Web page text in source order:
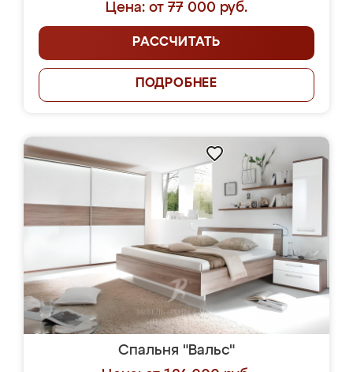
Цена: от 77 000 руб.
РАССЧИТАТЬ
ПОДРОБНЕЕ
Спальня "Вальс"